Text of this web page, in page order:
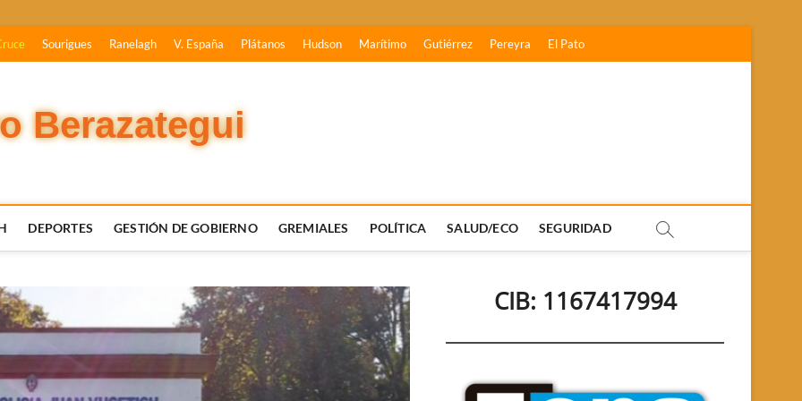
Sourigues Ranelagh V. España Plátanos Hudson Marítimo Gutiérrez Pereyra El Pato
Berazategui
DEPORTES GESTIÓN DE GOBIERNO GREMIALES POLÍTICA SALUD/ECO SEGURIDAD
CIB: 1167417994